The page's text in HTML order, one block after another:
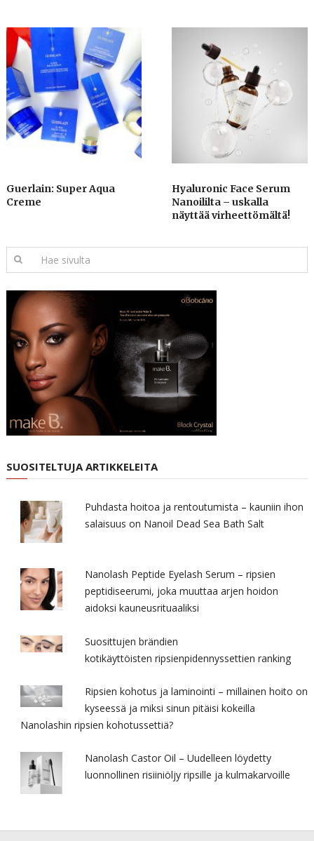
Guerlain: Super Aqua
Creme
Hyaluronic Face Serum
Nanoililta – uskalla
näyttää virheettömältä!
SUOSITELTUJA ARTIKKELEITA
Puhdasta hoitoa ja rentoutumista – kauniin ihon
salaisuus on Nanoil Dead Sea Bath Salt
Nanolash Peptide Eyelash Serum – ripsien
peptidiseerumi, joka muuttaa arjen hoidon
aidoksi kauneusrituaaliksi
Suosittujen brändien
kotikäyttöisten ripsienpidennyssettien ranking
Ripsien kohotus ja laminointi – millainen hoito on
kyseessä ja miksi sinun pitäisi kokeilla
Nanolashin ripsien kohotussettiä?
Nanolash Castor Oil – Uudelleen löydetty
luonnollinen risiiniöljy ripsille ja kulmakarvoille